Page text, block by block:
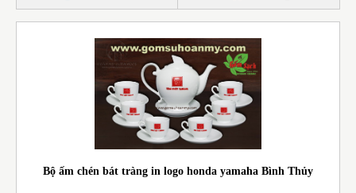
Bộ ấm chén bát tràng in logo honda yamaha Bình Thủy